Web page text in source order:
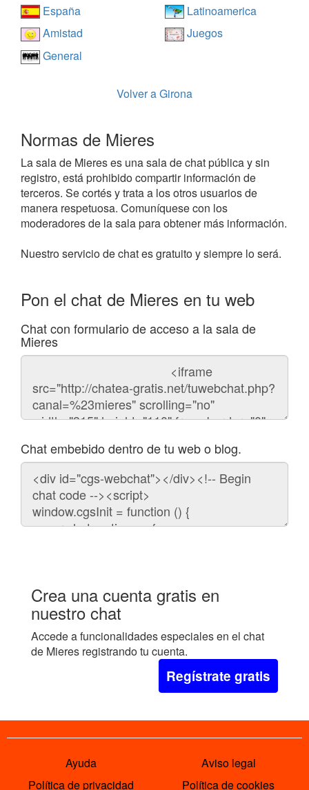
España
Latinoamerica
Amistad
Juegos
General
Volver a Girona
Normas de Mieres
La sala de Mieres es una sala de chat pública y sin
registro, está prohibido compartir información de
terceros. Se cortés y trata a los otros usuarios de
manera respetuosa. Comuníquese con los
moderadores de la sala para obtener más información.
Nuestro servicio de chat es gratuito y siempre lo será.
Pon el chat de Mieres en tu web
Chat con formulario de acceso a la sala de
Mieres
Código
chat
Chat embebido dentro de tu web o blog.
Código
para
embeber
chat
Crea una cuenta gratis en
nuestro chat
Accede a funcionalidades especiales en el chat
de Mieres registrando tu cuenta.
Regístrate gratis
Ayuda
Aviso legal
Política de privacidad
Política de cookies